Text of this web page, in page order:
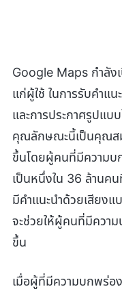
Google Maps กำลังเ
แก่ผู้ใช้ ในการรับคำแน
และการประกาศรูปแบ
คุณลักษณะนี้เป็นคุณส
ขึ้นโดยผู้คนที่มีความบ
เป็นหนึ่งใน 36 ล้านค
มีคำแนะนำด้วยเสียง
จะช่วยให้ผู้คนที่มีความ
ขึ้น
เมื่อผู้ที่มีความบกพร่อ